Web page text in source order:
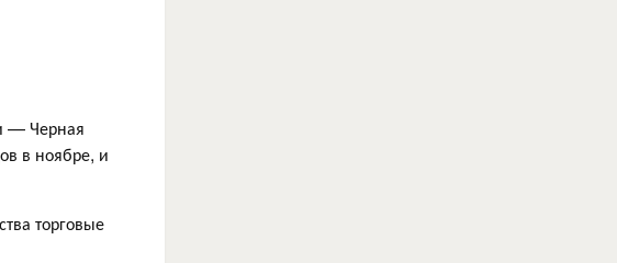
— Черная
в ноябре, и
торговые